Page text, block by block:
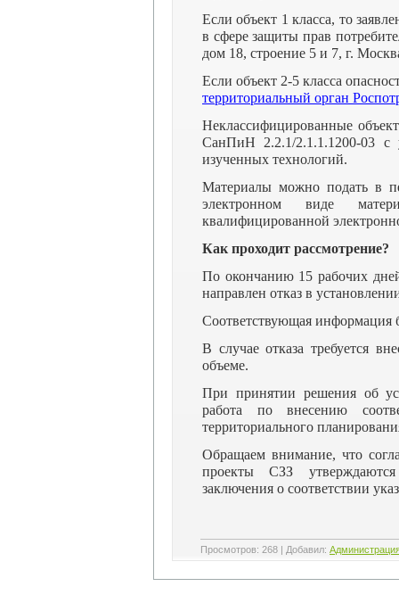
Если объект 1 класса, то
в сфере защиты прав
дом 18, строение 5 и 7, г.
Если объект 2-5 класса
территориальный орган
Неклассифицированные
СанПиН 2.2.1/2.1.1.1200-03 с
изученных технологий.
Материалы можно подать в
электронном виде
квалифицированной
Как проходит рассмотрение?
По окончанию 15 рабочих
направлен отказ в
Соответствующая информация
В случае отказа требуется
объеме.
При принятии решения об
работа по внесению
территориального
Обращаем внимание, что
проекты СЗЗ утверждаются
заключения о соответствии
Просмотров: 268 | Добавил: